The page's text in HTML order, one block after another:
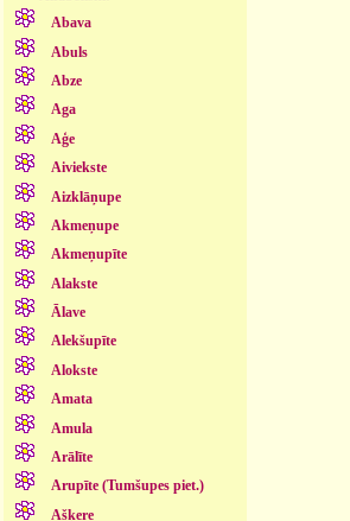
Abava
Abuls
Abze
Aga
Aģe
Aiviekste
Aizklāņupe
Akmeņupe
Akmeņupīte
Alakste
Ālave
Alekšupīte
Alokste
Amata
Amula
Arālīte
Arupīte (Tumšupes piet.)
Ašķere